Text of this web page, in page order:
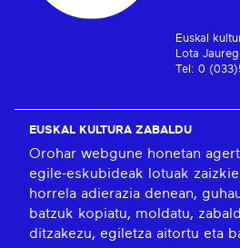
Euskal
Lota
Tel: 0
EUSKAL KULTURA ZABALDU
Orohar webgune honetan
egile-eskubideak lotuak
horrela adierazia denean,
batzuk kopiatu, moldatu,
ditzakezu, egiletza aitortu eta